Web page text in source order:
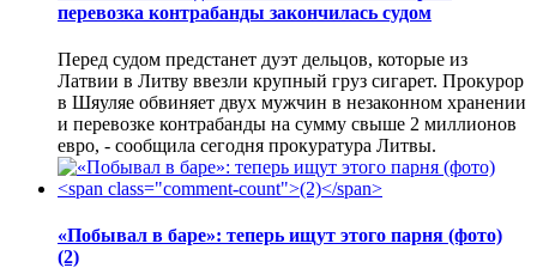
перевозка контрабанды закончилась судом
Перед судом предстанет дуэт дельцов, которые из
Латвии в Литву ввезли крупный груз сигарет. Прокурор
в Шяуляе обвиняет двух мужчин в незаконном хранении
и перевозке контрабанды на сумму свыше 2 миллионов
евро, - сообщила сегодня прокуратура Литвы.
«Побывал в баре»: теперь ищут этого парня (фото)
(2)